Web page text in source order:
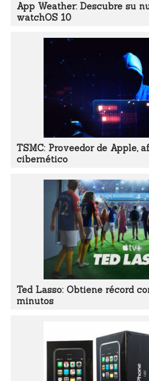
App Weather: Descubre su
watchOS 10
TSMC: Proveedor de Apple,
cibernético
Ted Lasso: Obtiene récord
minutos